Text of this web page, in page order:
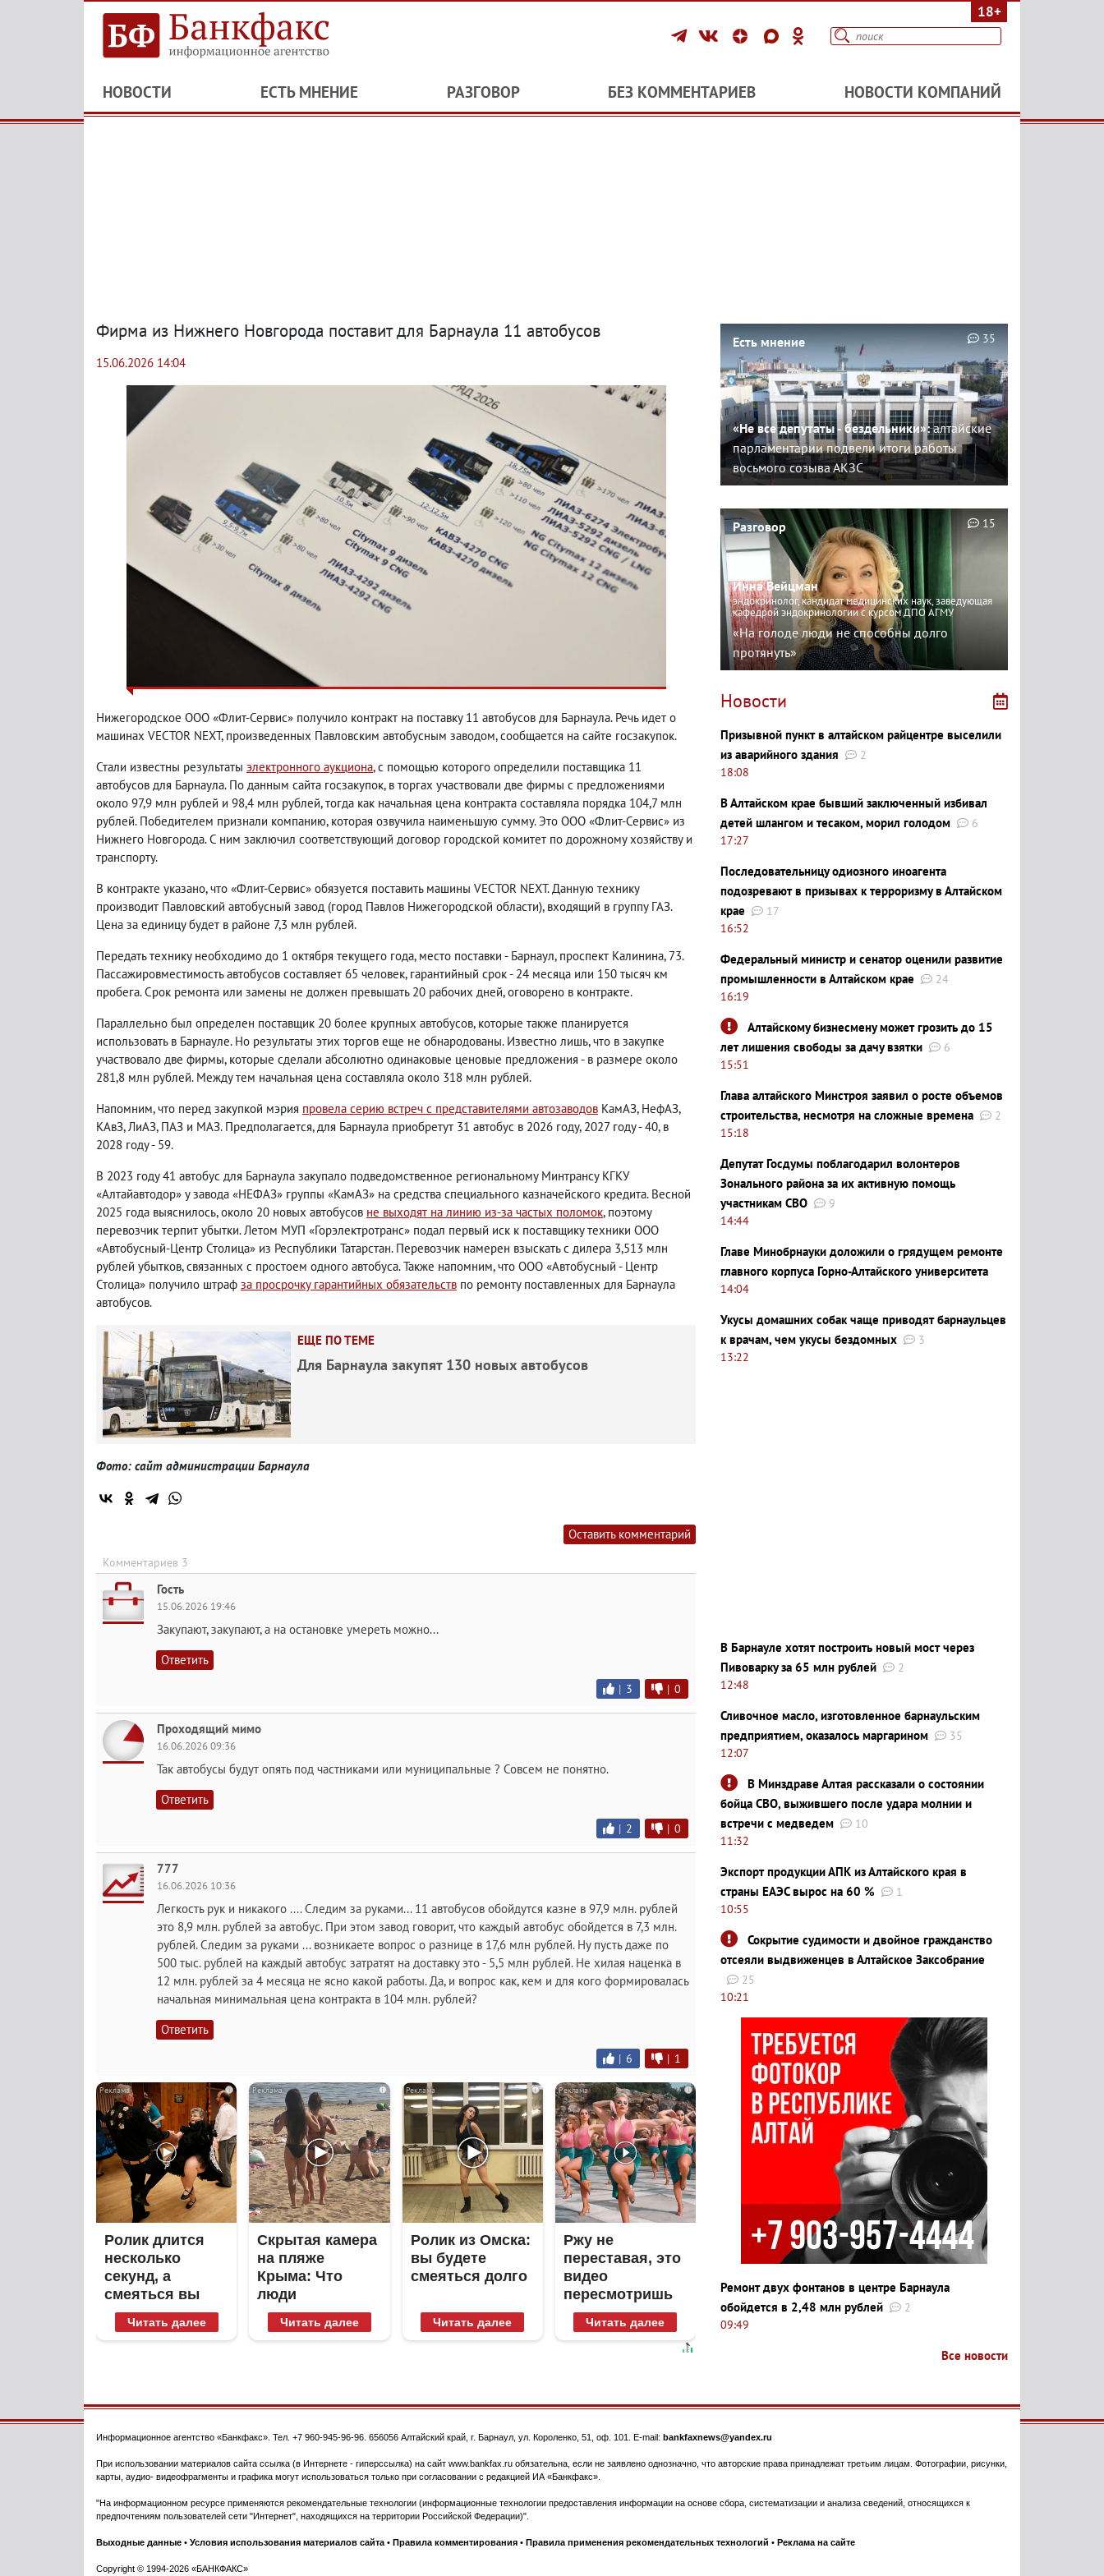
18+
НОВОСТИ ЕСТЬ МНЕНИЕ РАЗГОВОР БЕЗ КОММЕНТАРИЕВ НОВОСТИ КОМПАНИЙ
Фирма из Нижнего Новгорода поставит для Барнаула 11 автобусов
15.06.2026 14:04
Нижегородское ООО «Флит-Сервис» получило контракт на поставку 11 автобусов для Барнаула. Речь идет о
машинах VECTOR NEXT, произведенных Павловским автобусным заводом, сообщается на сайте госзакупок.
Стали известны результаты электронного аукциона, с помощью которого определили поставщика 11
автобусов для Барнаула. По данным сайта госзакупок, в торгах участвовали две фирмы с предложениями
около 97,9 млн рублей и 98,4 млн рублей, тогда как начальная цена контракта составляла порядка 104,7 млн
рублей. Победителем признали компанию, которая озвучила наименьшую сумму. Это ООО «Флит-Сервис» из
Нижнего Новгорода. С ним заключил соответствующий договор городской комитет по дорожному хозяйству и
транспорту.
В контракте указано, что «Флит-Сервис» обязуется поставить машины VECTOR NEXT. Данную технику
производит Павловский автобусный завод (город Павлов Нижегородской области), входящий в группу ГАЗ.
Цена за единицу будет в районе 7,3 млн рублей.
Передать технику необходимо до 1 октября текущего года, место поставки - Барнаул, проспект Калинина, 73.
Пассажировместимость автобусов составляет 65 человек, гарантийный срок - 24 месяца или 150 тысяч км
пробега. Срок ремонта или замены не должен превышать 20 рабочих дней, оговорено в контракте.
Параллельно был определен поставщик 20 более крупных автобусов, которые также планируется
использовать в Барнауле. Но результаты этих торгов еще не обнародованы. Известно лишь, что в закупке
участвовало две фирмы, которые сделали абсолютно одинаковые ценовые предложения - в размере около
281,8 млн рублей. Между тем начальная цена составляла около 318 млн рублей.
Напомним, что перед закупкой мэрия провела серию встреч с представителями автозаводов КамАЗ, НефАЗ,
КАвЗ, ЛиАЗ, ПАЗ и МАЗ. Предполагается, для Барнаула приобретут 31 автобус в 2026 году, 2027 году - 40, в
2028 году - 59.
В 2023 году 41 автобус для Барнаула закупало подведомственное региональному Минтрансу КГКУ
«Алтайавтодор» у завода «НЕФАЗ» группы «КамАЗ» на средства специального казначейского кредита. Весной
2025 года выяснилось, около 20 новых автобусов не выходят на линию из-за частых поломок, поэтому
перевозчик терпит убытки. Летом МУП «Горэлектротранс» подал первый иск к поставщику техники ООО
«Автобусный-Центр Столица» из Республики Татарстан. Перевозчик намерен взыскать с дилера 3,513 млн
рублей убытков, связанных с простоем одного автобуса. Также напомним, что ООО «Автобусный - Центр
Столица» получило штраф за просрочку гарантийных обязательств по ремонту поставленных для Барнаула
автобусов.
ЕЩЕ ПО ТЕМЕ
Для Барнаула закупят 130 новых автобусов
Фото: сайт администрации Барнаула
Оставить комментарий
Комментариев 3
Гость
15.06.2026 19:46
Закупают, закупают, а на остановке умереть можно...
Ответить
| 3 | 0
Проходящий мимо
16.06.2026 09:36
Так автобусы будут опять под частниками или муниципальные ? Совсем не понятно.
Ответить
| 2 | 0
777
16.06.2026 10:36
Легкость рук и никакого .... Следим за руками... 11 автобусов обойдутся казне в 97,9 млн. рублей
это 8,9 млн. рублей за автобус. При этом завод говорит, что каждый автобус обойдется в 7,3 млн.
рублей. Следим за руками ... возникаете вопрос о разнице в 17,6 млн рублей. Ну пусть даже по
500 тыс. рублей на каждый автобус затратят на доставку это - 5,5 млн рублей. Не хилая наценка в
12 млн. рублей за 4 месяца не ясно какой работы. Да, и вопрос как, кем и для кого формировалась
начальная минимальная цена контракта в 104 млн. рублей?
Ответить
| 6 | 1
i
Ролик длится
несколько
секунд, а
смеяться вы
будете долго
Читать далее
i
Скрытая камера
на пляже
Крыма: Что
люди
вытворяют,
когда их не
Читать далее
i
Ролик из Омска:
вы будете
смеяться долго
Читать далее
i
Ржу не
переставая, это
видео
пересмотришь
не раз
Читать далее
Есть мнение
«Не все депутаты - бездельники»:алтайские
парламентарии подвели итоги работы
восьмого созыва АКЗС
35
Разговор
Инна Вейцман
эндокринолог, кандидат медицинских наук, заведующая
кафедрой эндокринологии с курсом ДПО АГМУ
«На голоде люди не способны долго
протянуть»
15
Новости
Призывной пункт в алтайском райцентре выселили
из аварийного здания
2
18:08
В Алтайском крае бывший заключенный избивал
детей шлангом и тесаком, морил голодом
6
17:27
Последовательницу одиозного иноагента
подозревают в призывах к терроризму в Алтайском
крае
17
16:52
Федеральный министр и сенатор оценили развитие
промышленности в Алтайском крае
24
16:19
Алтайскому бизнесмену может грозить до 15
лет лишения свободы за дачу взятки
6
15:51
Глава алтайского Минстроя заявил о росте объемов
строительства, несмотря на сложные времена
2
15:18
Депутат Госдумы поблагодарил волонтеров
Зонального района за их активную помощь
участникам СВО
9
14:44
Главе Минобрнауки доложили о грядущем ремонте
главного корпуса Горно-Алтайского университета
14:04
Укусы домашних собак чаще приводят барнаульцев
к врачам, чем укусы бездомных
3
13:22
В Барнауле хотят построить новый мост через
Пивоварку за 65 млн рублей
2
12:48
Сливочное масло, изготовленное барнаульским
предприятием, оказалось маргарином
35
12:07
В Минздраве Алтая рассказали о состоянии
бойца СВО, выжившего после удара молнии и
встречи с медведем
10
11:32
Экспорт продукции АПК из Алтайского края в
страны ЕАЭС вырос на 60 %
1
10:55
Сокрытие судимости и двойное гражданство
отсеяли выдвиженцев в Алтайское Заксобрание
25
10:21
Ремонт двух фонтанов в центре Барнаула
обойдется в 2,48 млн рублей
2
09:49
Все новости
Информационное агентство «Банкфакс» . Тел. +7 960-945-96-96 656056 Алтайский край, г. Барнаул ул. Короленко, 51, оф. 101 . E-mail: bankfaxnews@yandex.ru
При использовании материалов сайта ссылка (в Интернете - гиперссылка) на сайт www.bankfax.ru обязательна, если не заявлено однозначно, что авторские права принадлежат третьим лицам. Фотографии, рисунки,
карты, аудио- видеофрагменты и графика могут использоваться только при согласовании с редакцией ИА «Банкфакс».
"На информационном ресурсе применяются рекомендательные технологии (информационные технологии предоставления информации на основе сбора, систематизации и анализа сведений, относящихся к
предпочтениям пользователей сети "Интернет", находящихся на территории Российской Федерации)".
Выходные данные • Условия использования материалов сайта • Правила комментирования • Правила применения рекомендательных технологий • Реклама на сайте
Copyright © 1994-2026 «БАНКФАКС»